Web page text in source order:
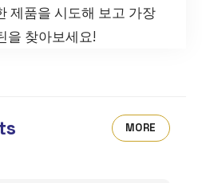
제품을 시도해 보고 가장
을 찾아보세요!
MORE